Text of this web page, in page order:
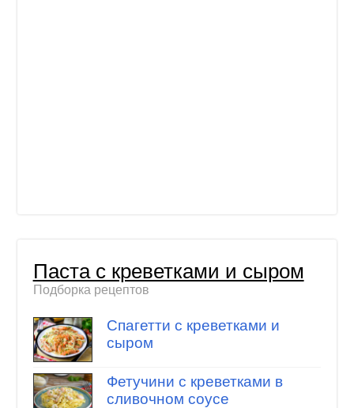
Паста с креветками и сыром
Подборка рецептов
Спагетти с креветками и
сыром
Фетучини с креветками в
сливочном соусе